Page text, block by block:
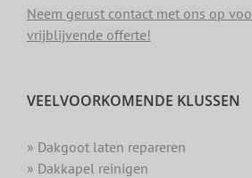
Neem gerust contact met ons op
vrijblijvende offerte!
VEELVOORKOMENDE KLUSSEN
» Dakgoot laten repareren
» Dakkapel reinigen